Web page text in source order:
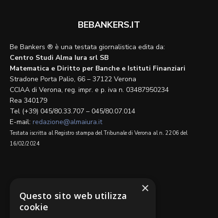
BEBANKERS.IT
Be Bankers ® è una testata giornalistica edita da:
Centro Studi Alma Iura srl SB
Matematica e Diritto per Banche e Istituti Finanziari
Stradone Porta Palio, 66 – 37122 Verona
CCIAA di Verona, reg. impr. e p. iva n. 03487950234
Rea 340179
Tel (+39) 045/80.33.707 – 045/80.07.014
E-mail: redazione@almaiura.it
Testata iscritta al Registro stampa del Tribunale di Verona al n. 2206 del
16/02/2024
×
Questo sito web utilizza
cookie